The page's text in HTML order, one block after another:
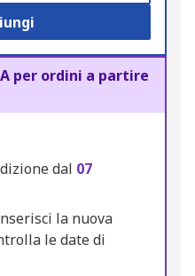
per ordini a partire
dal 07
la nuova
le date di